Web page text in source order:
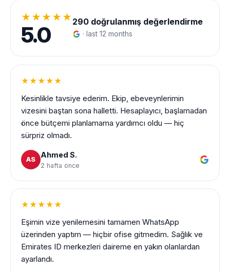
★★★★★
5.0
290 doğrulanmış değerlendirme
· last 12 months
★★★★★
Kesinlikle tavsiye ederim. Ekip, ebeveynlerimin
vizesini baştan sona halletti. Hesaplayıcı, başlamadan
önce bütçemi planlamama yardımcı oldu — hiç
sürpriz olmadı.
AS
Ahmed S.
2 hafta önce
★★★★★
Eşimin vize yenilemesini tamamen WhatsApp
üzerinden yaptım — hiçbir ofise gitmedim. Sağlık ve
Emirates ID merkezleri daireme en yakın olanlardan
ayarlandı.